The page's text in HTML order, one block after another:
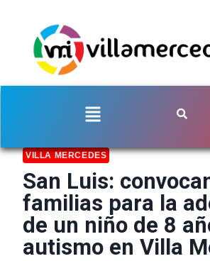
VILLA MERCEDES
San Luis:
familias para la
de un niño de 8
autismo en Villa